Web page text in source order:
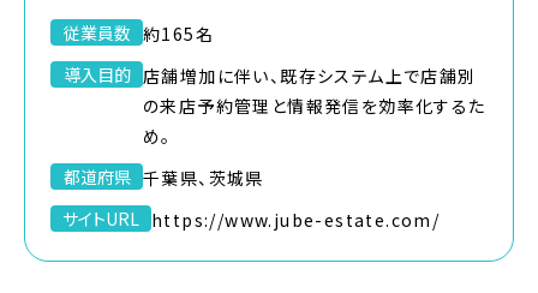
従業員数 約165名
導入目的 店舗増加に伴い、既存システム上で店舗別
の来店予約管理と情報発信を効率化するた
め。
都道府県 千葉県、茨城県
サイトURL https://www.jube-estate.com/